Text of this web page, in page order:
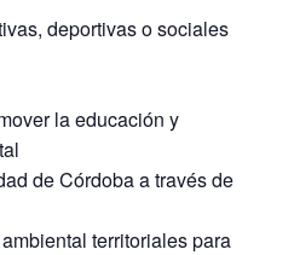
deportivas o sociales
la educación y
de Córdoba a través de
territoriales para